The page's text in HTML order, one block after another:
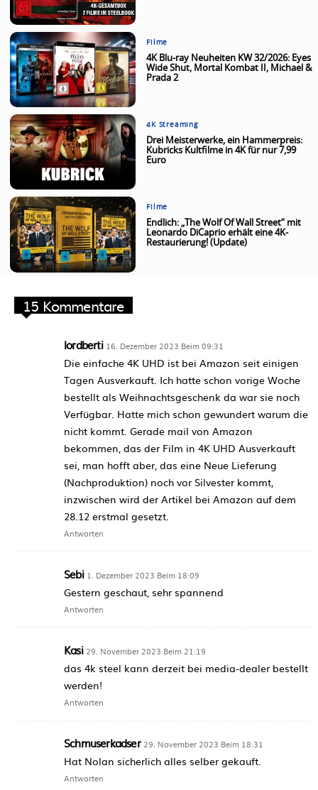
Filme
4K Blu-ray Neuheiten KW 32/2026: Eyes
Wide Shut, Mortal Kombat II, Michael &
Prada 2
4K Streaming
Drei Meisterwerke, ein Hammerpreis:
Kubricks Kultfilme in 4K für nur 7,99
Euro
Filme
Endlich: „The Wolf Of Wall Street“ mit
Leonardo DiCaprio erhält eine 4K-
Restaurierung! (Update)
15 Kommentare
lordberti 16. Dezember 2023 Beim 09:31
Die einfache 4K UHD ist bei Amazon seit einigen
Tagen Ausverkauft. Ich hatte schon vorige Woche
bestellt als Weihnachtsgeschenk da war sie noch
Verfügbar. Hatte mich schon gewundert warum die
nicht kommt. Gerade mail von Amazon
bekommen, das der Film in 4K UHD Ausverkauft
sei, man hofft aber, das eine Neue Lieferung
(Nachproduktion) noch vor Silvester kommt,
inzwischen wird der Artikel bei Amazon auf dem
28.12 erstmal gesetzt.
Antworten
Sebi 1. Dezember 2023 Beim 18:09
Gestern geschaut, sehr spannend
Antworten
Kasi 29. November 2023 Beim 21:19
das 4k steel kann derzeit bei media-dealer bestellt
werden!
Antworten
Schmuserkadser 29. November 2023 Beim 18:31
Hat Nolan sicherlich alles selber gekauft.
Antworten